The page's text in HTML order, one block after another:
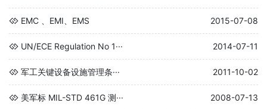
EMC 、EMI、EMS 2015-07-08
UN/ECE Regulation No 1··· 2014-07-11
军工关键设备设施管理条··· 2011-10-02
美军标 MIL-STD 461G 测··· 2008-07-13